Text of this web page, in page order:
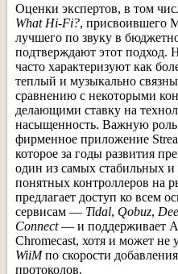
Оценки экспертов, в том
What Hi-Fi?, присвоившего
лучшего по звуку в
подтверждают этот подход.
часто характеризуют как
теплый и музыкально
сравнению с некоторыми
делающими ставку на
насыщенность. Важную роль
фирменное приложение
которое за годы развития
один из самых стабильных
понятных контроллеров на
предлагает доступ ко всем
сервисам — Tidal, Qobuz,
Connect— и поддерживает
Chromecast, хотя и может не
WiiMпо скорости
протоколов.